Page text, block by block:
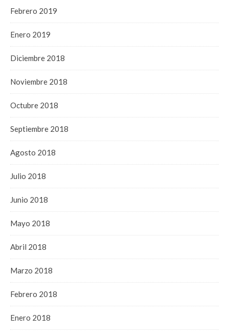
Febrero 2019
Enero 2019
Diciembre 2018
Noviembre 2018
Octubre 2018
Septiembre 2018
Agosto 2018
Julio 2018
Junio 2018
Mayo 2018
Abril 2018
Marzo 2018
Febrero 2018
Enero 2018